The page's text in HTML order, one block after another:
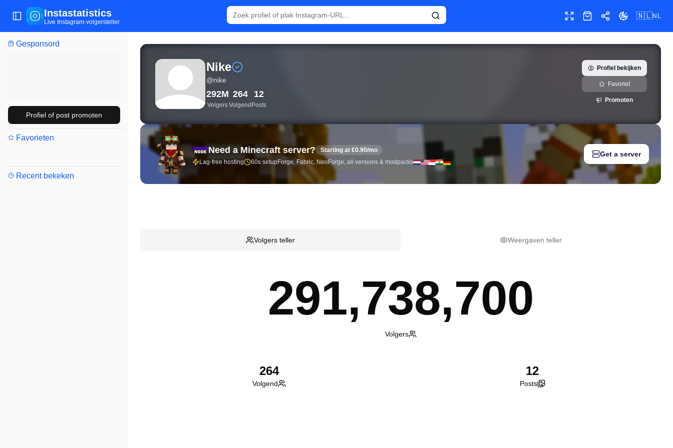
Gesponsord
Profiel of post promoten
Favorieten
Recent bekeken
Menu wisselen
Instastatistics
Live Instagram-volgersteller Volledig scherm
ShopDelenThema
🇳🇱NL
Live Instagram-statistieken en volgersanalyse voor Nike (@nike).
Nike
@nike
292M
Volgers
264
Volgend
12
Posts
Profiel bekijken
Favoriet
Promoten
Need a Minecraft server?
Starting at €0.90/mo
Lag-free hosting
60s setupForge, Fabric, NeoForge, all versions & modpacks
Get a server
Volgers teller Weergaven teller
291,738,700
Volgers
264
Volgend
12
Posts